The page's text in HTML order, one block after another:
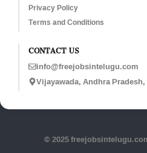
Privacy Policy
Terms and Conditions
CONTACT US
info@freejobsintelugu.com
Vijayawada, Andhra
© 2025